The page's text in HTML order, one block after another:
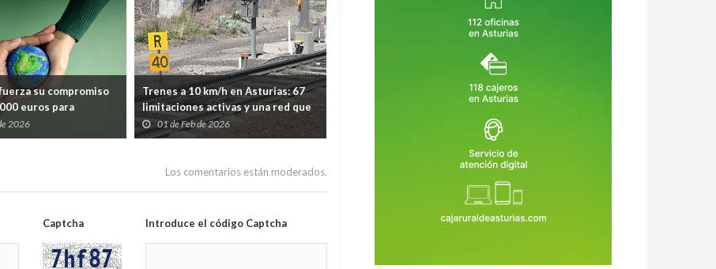
su compromiso
euros para
y ayuda
2026
Trenes a 10 km/h en Asturias: 67
limitaciones activas y una red que
avanza con el freno echado
mientras España revisa su
01 de Feb de 2026
Asturias se une al duelo nacional
la espera de datos sobre víctimas
Los comentarios están moderados.
Captcha Introduce el código Captcha